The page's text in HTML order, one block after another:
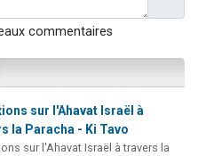
commentaires
sur l'Ahavat Israël à
la Paracha - Ki Tavo
sur l'Ahavat Israël à travers la